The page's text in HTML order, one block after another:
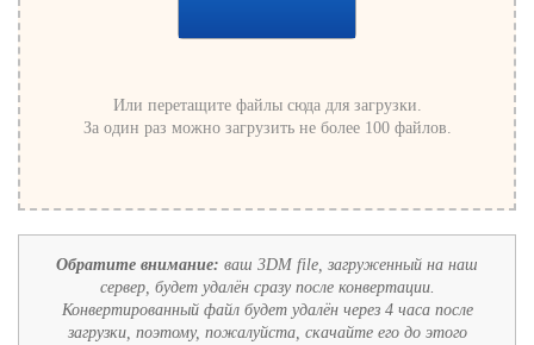
Или перетащите файлы сюда для загрузки.
За один раз можно загрузить не более 100 файлов.
Обратите внимание: ваш 3DM file, загруженный на наш
сервер, будет удалён сразу после конвертации.
Конвертированный файл будет удалён через 4 часа после
загрузки, поэтому, пожалуйста, скачайте его до этого